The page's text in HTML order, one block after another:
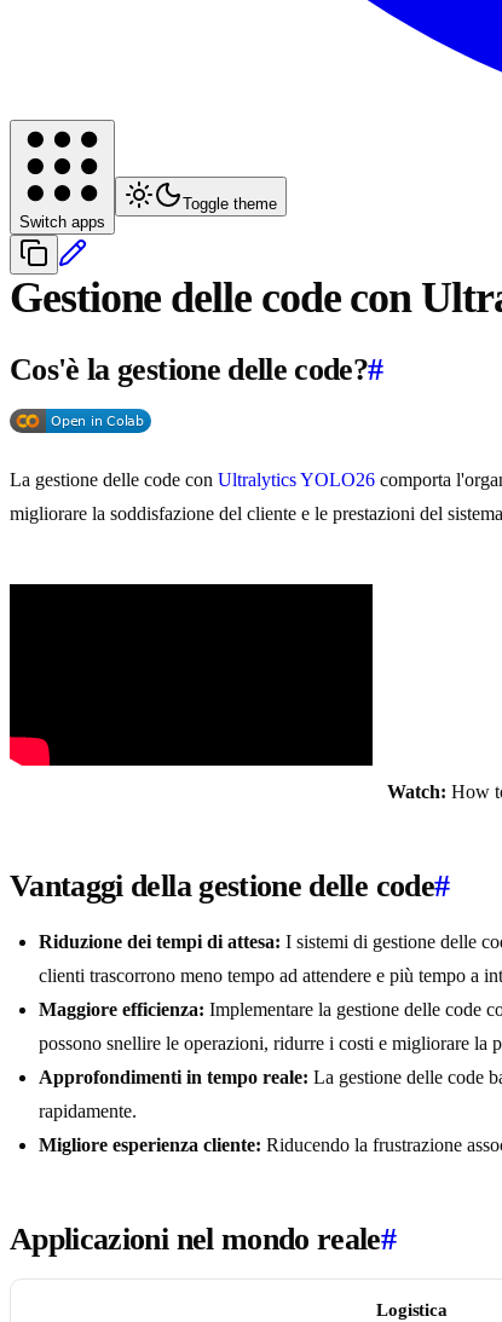
Switch apps
Toggle theme
Gestione delle code con
Cos'è la gestione delle code?#
La gestione delle code con Ultralytics YOLO26 comporta
migliorare la soddisfazione del cliente e le prestazioni del
Watch: How
Vantaggi della gestione delle code#
Riduzione dei tempi di attesa: I sistemi di gestione delle
clienti trascorrono meno tempo ad attendere e più tempo a
Maggiore efficienza: Implementare la gestione delle code
possono snellire le operazioni, ridurre i costi e migliorare la
Approfondimenti in tempo reale: La gestione delle code
rapidamente.
Migliore esperienza cliente: Riducendo la frustrazione
Applicazioni nel mondo reale#
Logistica